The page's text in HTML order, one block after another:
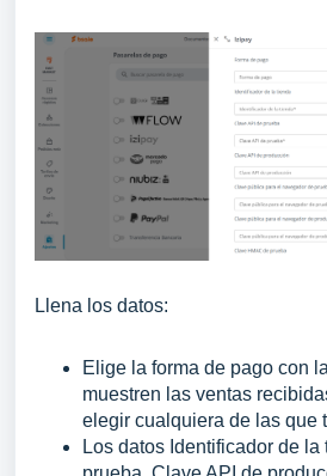
Llena los datos:
Elige la forma de pago con
muestren las ventas
elegir cualquiera de las que
Los datos Identificador de